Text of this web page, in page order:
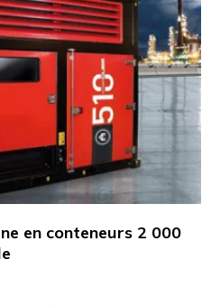
en conteneurs 2 000